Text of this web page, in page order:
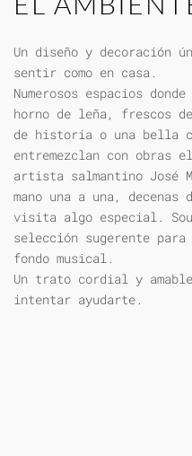
Un diseño y decoración
sentir como en casa.
Numerosos espacios
horno de leña, frescos
de historia o una bella
entremezclan con obras
artista salmantino José
mano una a una, decenas
visita algo especial.
selección sugerente
fondo musical.
Un trato cordial y
intentar ayudarte.